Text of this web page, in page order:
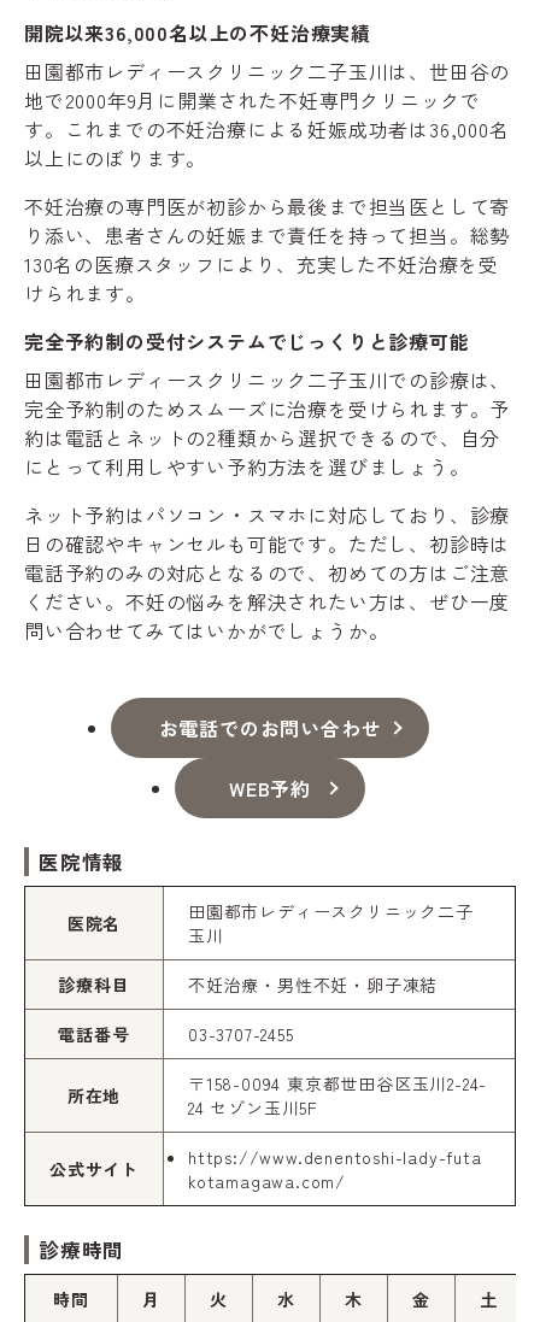
開院以来36,000名以上の不妊治療実績
田園都市レディースクリニック二子玉川は、世田谷の
地で2000年9月に開業された不妊専門クリニックで
す。これまでの不妊治療による妊娠成功者は36,000名
以上にのぼります。
不妊治療の専門医が初診から最後まで担当医として寄
り添い、患者さんの妊娠まで責任を持って担当。総勢
130名の医療スタッフにより、充実した不妊治療を受
けられます。
完全予約制の受付システムでじっくりと診療可能
田園都市レディースクリニック二子玉川での診療は、
完全予約制のためスムーズに治療を受けられます。予
約は電話とネットの2種類から選択できるので、自分
にとって利用しやすい予約方法を選びましょう。
ネット予約はパソコン・スマホに対応しており、診療
日の確認やキャンセルも可能です。ただし、初診時は
電話予約のみの対応となるので、初めての方はご注意
ください。不妊の悩みを解決されたい方は、ぜひ一度
問い合わせてみてはいかがでしょうか。
お電話でのお問い合わせ
WEB予約
医院情報
医院名
田園都市レディースクリニック二子
玉川
診療科目 不妊治療・男性不妊・卵子凍結
電話番号 03-3707-2455
所在地
〒158-0094 東京都世田谷区玉川2-24-
24 セゾン玉川5F
公式サイト
https://www.denentoshi-lady-futa
kotamagawa.com/
診療時間
時間 月 火 水 木 金 土